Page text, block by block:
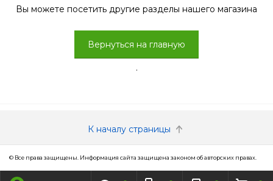
Вы можете посетить другие разделы нашего магазина
Вернуться на главную
.
К началу страницы
© Все права защищены. Информация сайта защищена законом об авторских правах.